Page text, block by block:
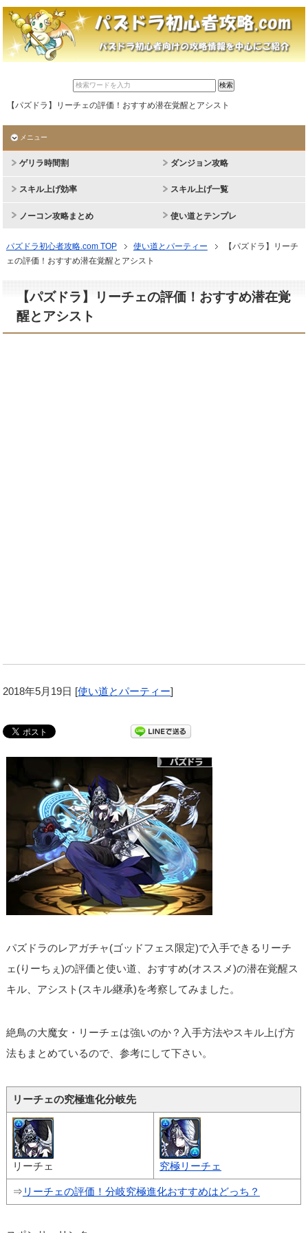
【パズドラ】リーチェの評価！おすすめ潜在覚醒とアシスト
メニュー
ゲリラ時間割 ダンジョン攻略
スキル上げ効率 スキル上げ一覧
ノーコン攻略まとめ 使い道とテンプレ
パズドラ初心者攻略.com TOP 使い道とパーティー
【パズドラ】リーチ
ェの評価！おすすめ潜在覚醒とアシスト
【パズドラ】リーチェの評価！おすすめ潜在覚
醒とアシスト
2018年5月19日 [使い道とパーティー]
パズドラのレアガチャ(ゴッドフェス限定)で入手できるリーチ
ェ(りーちぇ)の評価と使い道、おすすめ(オススメ)の潜在覚醒ス
キル、アシスト(スキル継承)を考察してみました。
絶鳥の大魔女・リーチェは強いのか？入手方法やスキル上げ方
法もまとめているので、参考にして下さい。
リーチェの究極進化分岐先
リーチェ 究極リーチェ
⇒ リーチェの評価！分岐究極進化おすすめはどっち？